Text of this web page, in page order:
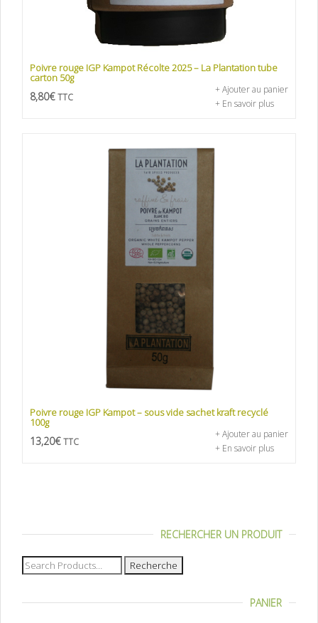
Poivre rouge IGP Kampot Récolte 2025 – La Plantation tube
carton 50g
8,80€ TTC
+ Ajouter au panier
+ En savoir plus
Poivre rouge IGP Kampot – sous vide sachet kraft recyclé
100g
13,20€ TTC
+ Ajouter au panier
+ En savoir plus
RECHERCHER UN PRODUIT
Recherche
pour :
PANIER